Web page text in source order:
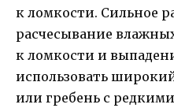
к ломкости. Сильное
расчесывание
к ломкости и
использовать
или гребень с